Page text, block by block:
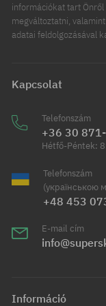
információkat tart
megváltoztatni,
adatai feldolgozásával
Kapcsolat
Telefonszám
+36 30
Hétfő-Péntek:
Telefonszám
(українською
+48 453
E-mail cím
Információ